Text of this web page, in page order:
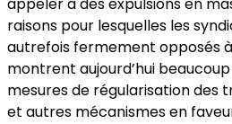
appeler à des expulsions en
raisons pour lesquelles les
autrefois fermement opposés
montrent aujourd’hui
mesures de régularisation des
et autres mécanismes en